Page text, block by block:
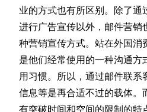
业的方式也有所区别。除了通
进行广告宣传以外，邮件营销
种营销宣传方式。站在外国消
是他们经常使用的一种沟通方
用习惯。所以，通过邮件联系
信息等是再合适不过的载体。
有突破时间和空间的限制的特